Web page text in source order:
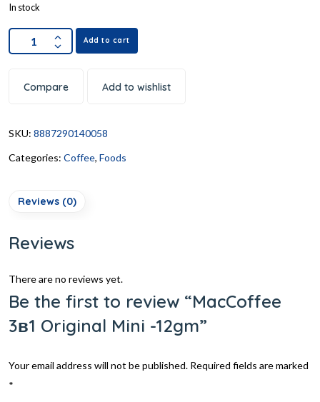
In stock
Add to cart
Compare Add to wishlist
SKU: 8887290140058
Categories: Coffee, Foods
Reviews (0)
Reviews
There are no reviews yet.
Be the first to review “MacCoffee
3в1 Original Mini -12gm”
Your email address will not be published. Required fields are marked
*